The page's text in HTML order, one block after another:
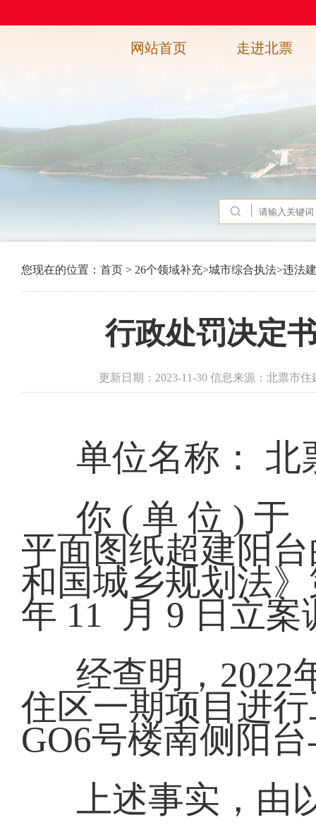
网站首页 走进北票
您现在的位置： 首页 > 26个领域补充>城市综合执法>违法
行政处罚决定
更新日期：2023-11-30 信息来源：北票市
单位名称：
你 ( 单 位 ) 于
平面图纸超建阳
和国城乡规划法
年 11 月 9 日立案
经查明，2022
住区一期项目进
GO6号楼南侧阳
上述事实，由